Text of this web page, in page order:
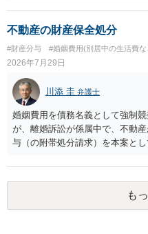
不動産の財産保全処分
#財産分与 #婚姻費用(別居中の生活費な
2026年7月29日
川添 圭 弁護士
婚姻費用を債務名義として強制
が、離婚訴訟が係属中で、不動
与（の附帯処分請求）を本案と
えられます。弁護士へ依頼して
談してください。
も